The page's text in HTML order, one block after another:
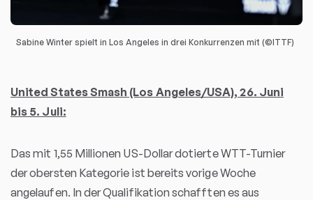
Sabine Winter spielt in Los Angeles in drei Konkurrenzen mit (©ITTF)
United States Smash (Los Angeles/USA), 26. Juni
bis 5. Juli:
Das mit 1,55 Millionen US-Dollar dotierte WTT-Turnier
der obersten Kategorie ist bereits vorige Woche
angelaufen. In der Qualifikation schafften es aus